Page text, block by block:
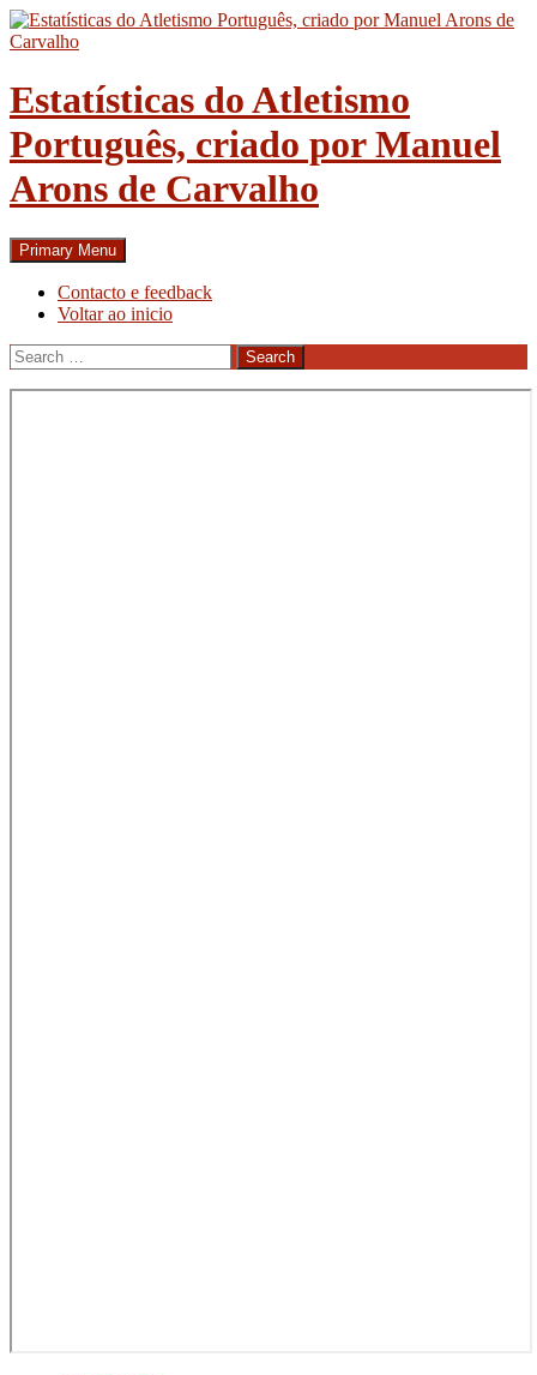
Skip
to
Estatísticas do Atletismo
Português, criado por Manuel
Arons de Carvalho
Search
Primary Menu
Contacto e feedback
Voltar ao inicio
Search
for: